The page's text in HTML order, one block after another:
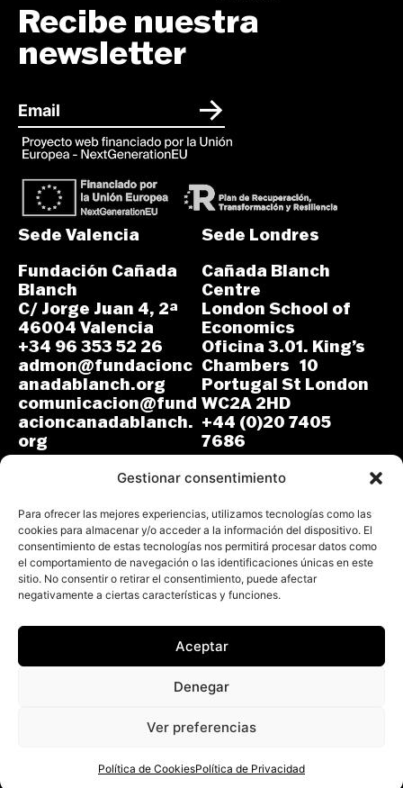
Gestionar consentimiento
Para ofrecer las mejores experiencias, utilizamos tecnologías como las
cookies para almacenar y/o acceder a la información del dispositivo. El
consentimiento de estas tecnologías nos permitirá procesar datos como
el comportamiento de navegación o las identificaciones únicas en este
sitio. No consentir o retirar el consentimiento, puede afectar
negativamente a ciertas características y funciones.
Aceptar
Denegar
Ver preferencias
Política de CookiesPolítica de Privacidad
Recibe nuestra
newsletter
Sede Valencia
Fundación Cañada
Blanch
C/ Jorge Juan 4, 2ª
46004 Valencia
+34 96 353 52 26
admon@fundacionc
anadablanch.org
comunicacion@fund
acioncanadablanch.
org
Sede Londres
Cañada Blanch
Centre
London School of
Economics
Oficina 3.01. King’s
Chambers 10
Portugal St London
WC2A 2HD
+44 (0)20 7405
7686
m.osuna-
vergara@lse.ac.uk
Todos los derechos reservados.
Fundación Cañada Blanch 2026
Política de Cookies